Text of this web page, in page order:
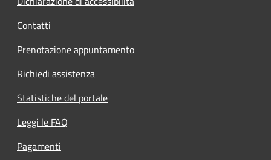
Contatti
Prenotazione appuntamento
Richiedi assistenza
Statistiche del portale
Leggi le FAQ
Pagamenti